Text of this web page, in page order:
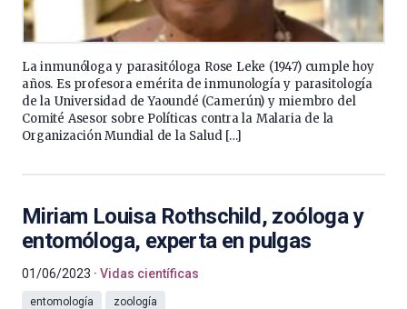
La inmunóloga y parasitóloga Rose Leke (1947) cumple hoy
años. Es profesora emérita de inmunología y parasitología
de la Universidad de Yaoundé (Camerún) y miembro del
Comité Asesor sobre Políticas contra la Malaria de la
Organización Mundial de la Salud […]
Miriam Louisa Rothschild, zoóloga y
entomóloga, experta en pulgas
01/06/2023 Vidas científicas
entomología zoología